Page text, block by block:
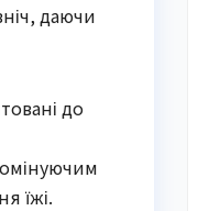
даючи
до
їжі.